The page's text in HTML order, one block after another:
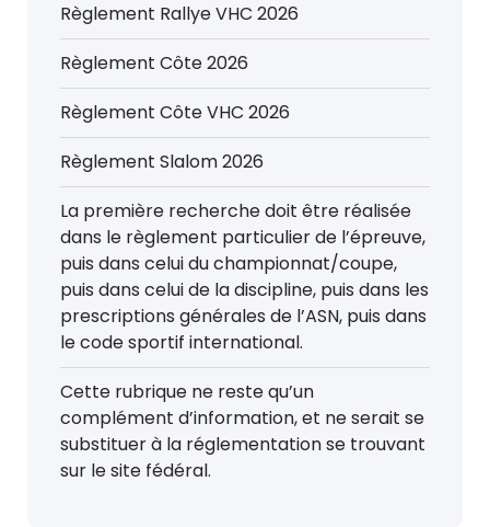
Règlement Rallye VHC 2026
Règlement Côte 2026
Règlement Côte VHC 2026
Règlement Slalom 2026
La première recherche doit être réalisée
dans le règlement particulier de l’épreuve,
puis dans celui du championnat/coupe,
puis dans celui de la discipline, puis dans les
prescriptions générales de l’ASN, puis dans
le code sportif international.
Cette rubrique ne reste qu’un
complément d’information, et ne serait se
substituer à la réglementation se trouvant
sur le site fédéral.